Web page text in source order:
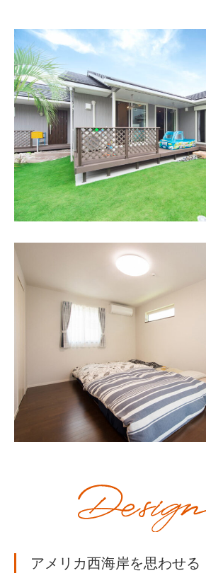
アメリカ西海岸を思わせる